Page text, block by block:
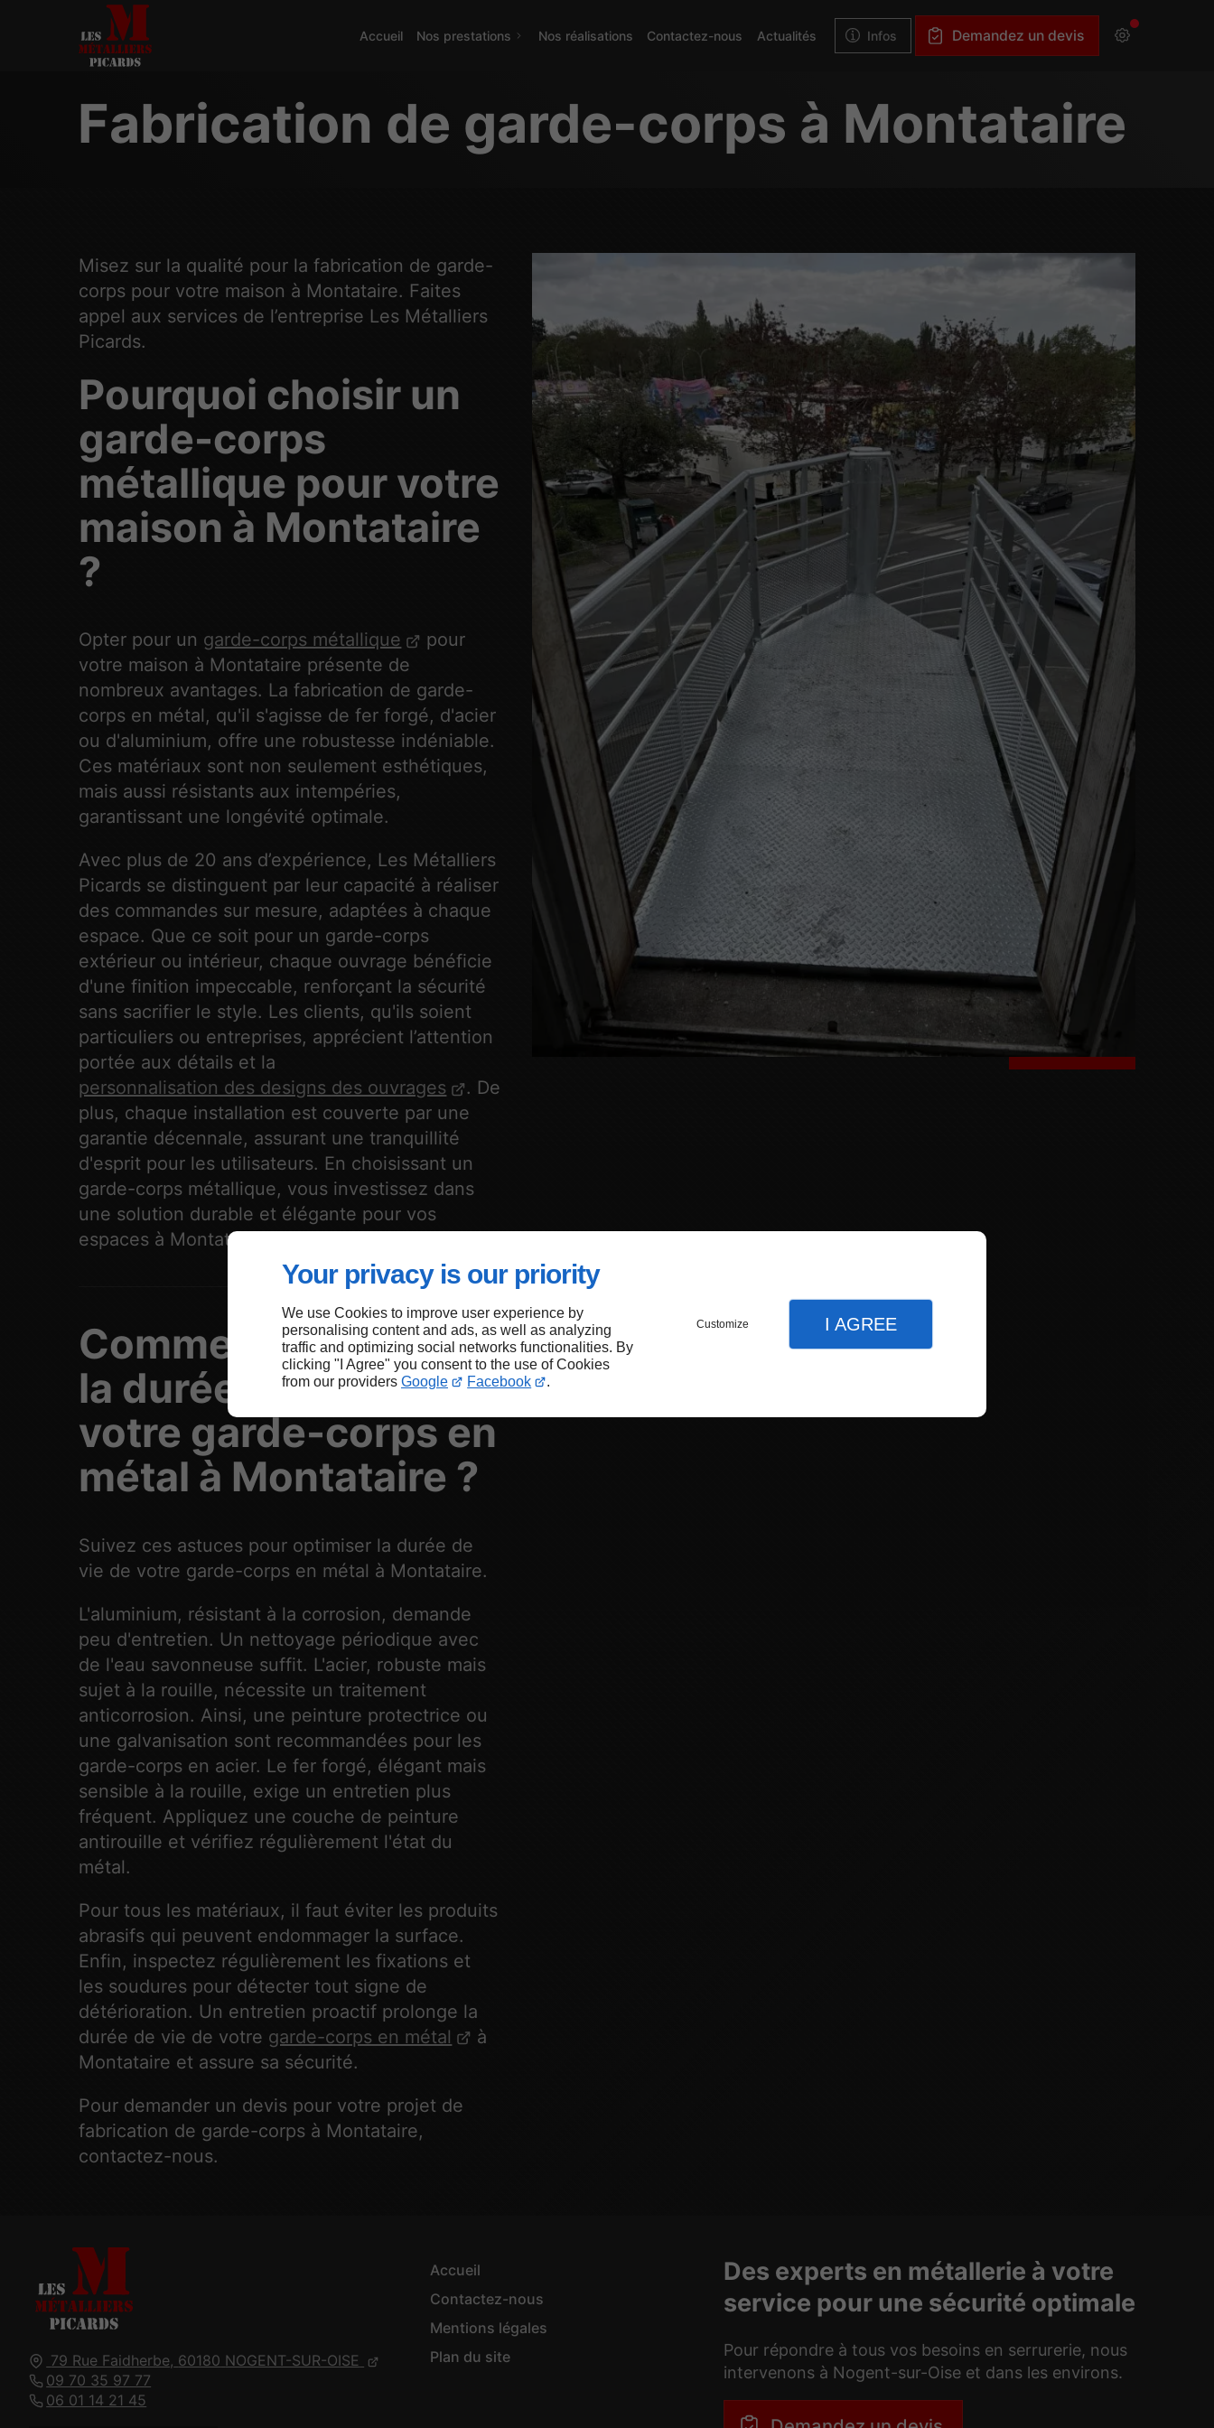
Your privacy is our priority
We use Cookies to improve user experience by
personalising content and ads, as well as analyzing
traffic and optimizing social networks functionalities. By
clicking "I Agree" you consent to the use of Cookies
from our providers Google Facebook .
Customize I AGREE
Accueil Nos prestations Nos réalisations Contactez-nous Actualités Infos Demandez un devis
Fabrication de garde-corps à Montataire
Misez sur la qualité pour la fabrication de garde-
corps pour votre maison à Montataire. Faites
appel aux services de l’entreprise Les Métalliers
Picards.
Pourquoi choisir un
garde-corps
métallique pour votre
maison à Montataire
?
Opter pour un garde-corps métallique
pour
votre maison à Montataire présente de
nombreux avantages. La fabrication de garde-
corps en métal, qu'il s'agisse de fer forgé, d'acier
ou d'aluminium, offre une robustesse indéniable.
Ces matériaux sont non seulement esthétiques,
mais aussi résistants aux intempéries,
garantissant une longévité optimale.
Avec plus de 20 ans d’expérience, Les Métalliers
Picards se distinguent par leur capacité à réaliser
des commandes sur mesure, adaptées à chaque
espace. Que ce soit pour un garde-corps
extérieur ou intérieur, chaque ouvrage bénéficie
d'une finition impeccable, renforçant la sécurité
sans sacrifier le style. Les clients, qu'ils soient
particuliers ou entreprises, apprécient l’attention
portée aux détails et la
personnalisation des designs des ouvrages
. De
plus, chaque installation est couverte par une
garantie décennale, assurant une tranquillité
d'esprit pour les utilisateurs. En choisissant un
garde-corps métallique, vous investissez dans
une solution durable et élégante pour vos
espaces à Montataire.
Comment optimiser
la durée de vie de
votre garde-corps en
métal à Montataire ?
Suivez ces astuces pour optimiser la durée de
vie de votre garde-corps en métal à Montataire.
L'aluminium, résistant à la corrosion, demande
peu d'entretien. Un nettoyage périodique avec
de l'eau savonneuse suffit. L'acier, robuste mais
sujet à la rouille, nécessite un traitement
anticorrosion. Ainsi, une peinture protectrice ou
une galvanisation sont recommandées pour les
garde-corps en acier. Le fer forgé, élégant mais
sensible à la rouille, exige un entretien plus
fréquent. Appliquez une couche de peinture
antirouille et vérifiez régulièrement l'état du
métal.
Pour tous les matériaux, il faut éviter les produits
abrasifs qui peuvent endommager la surface.
Enfin, inspectez régulièrement les fixations et
les soudures pour détecter tout signe de
détérioration. Un entretien proactif prolonge la
durée de vie de votre garde-corps en métal
à
Montataire et assure sa sécurité.
Pour demander un devis pour votre projet de
fabrication de garde-corps à Montataire,
contactez-nous.
79 Rue Faidherbe, 60180 NOGENT-SUR-OISE
09 70 35 97 77
06 01 14 21 45
Accueil
Contactez-nous
Mentions légales
Plan du site
Des experts en métallerie à votre
service pour une sécurité optimale
Pour répondre à tous vos besoins en serrurerie, nous
intervenons à Nogent-sur-Oise et dans les environs.